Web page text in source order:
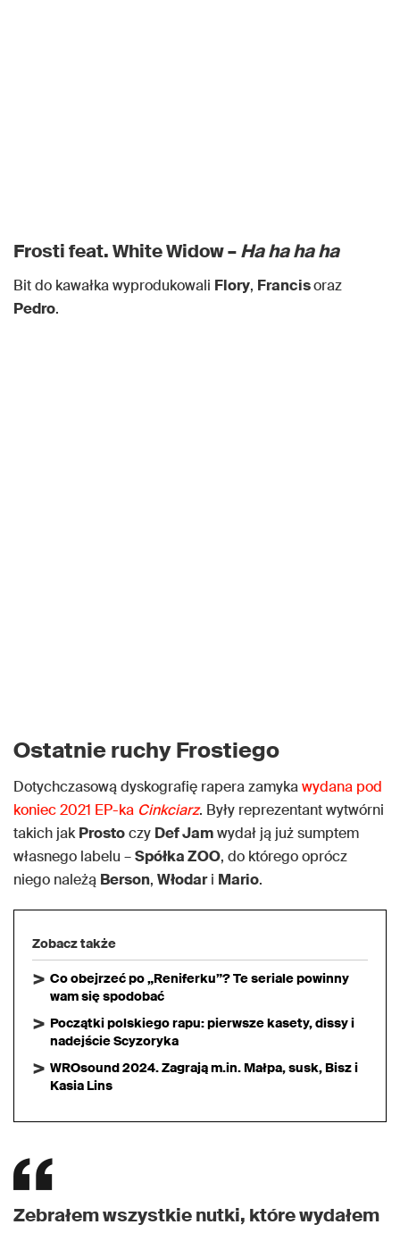
Frosti feat. White Widow –Ha ha ha ha
Bit do kawałka wyprodukowali Flory, Francisoraz
Pedro.
Ostatnie ruchy Frostiego
Dotychczasową dyskografię rapera zamykawydana pod
koniec 2021 EP-ka Cinkciarz. Były reprezentant wytwórni
takich jakProstoczy Def Jamwydał ją już sumptem
własnego labelu –Spółka ZOO, do którego oprócz
niego należą Berson, Włodari Mario.
Zobacz także
Co obejrzeć po „Reniferku”? Te seriale powinny
wam się spodobać
Początki polskiego rapu: pierwsze kasety, dissy i
nadejście Scyzoryka
WROsound 2024. Zagrają m.in. Małpa, susk, Bisz i
Kasia Lins
Zebrałem wszystkie nutki, które wydałem